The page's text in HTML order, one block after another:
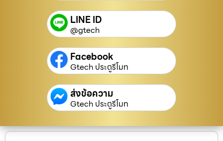
LINE ID
@gtech
Facebook
Gtech ประตูรีโมท
ส่งข้อความ
Gtech ประตูรีโมท